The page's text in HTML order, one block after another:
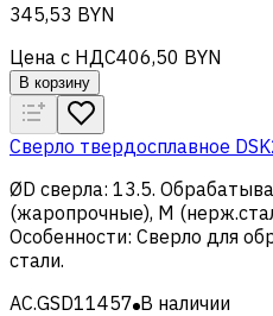
345,53 BYN
Цена с НДС406,50 BYN
В корзину
Сверло твердосплавное
ØD сверла: 13.5.
(жаропрочные), M
Особенности: Сверло для
стали.
AC.GSD11457 В наличии